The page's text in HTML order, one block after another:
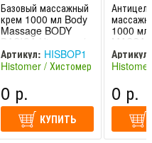
Базовый массажный
крем 1000 мл Body
Massage BODY
BASICA Histomer /
Хистомер
Артикул: HISBOP1
Histomer / Хистомер
0 р.
КУПИТЬ
1000 мл
Артикул:
0 р.